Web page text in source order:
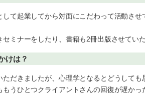
て起業してから対面にこだわって活動させ
ミナーをしたり、書籍も2冊出版させていた
けは？
だきましたが、心理学となるとどうしても
うひとつクライアントさんの回復が遅かっ